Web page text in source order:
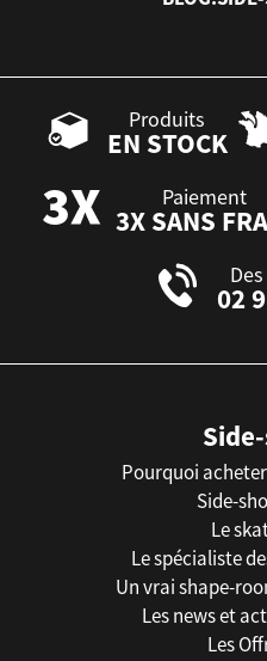
Produits
EN STOCK
Paiement
3X SANS
02
Pourquoi
Side-
Le
Le spécialiste
Un vrai shape-
Les news et
Les